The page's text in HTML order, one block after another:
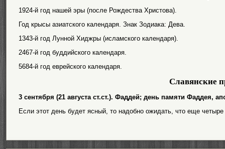
1924-й год нашей эры (после Рождества Христова).
Год крысы азиатского календаря. Знак Зодиака: Дева.
1343-й год Лунной Хиджры (исламского календаря).
2467-й год буддийского календаря.
5684-й год еврейского календаря.
Славянские
3 сентября (21 августа ст.ст.). Фаддей; день памяти Фаддея,
Если этот день будет ясный, то надобно ожидать, что еще